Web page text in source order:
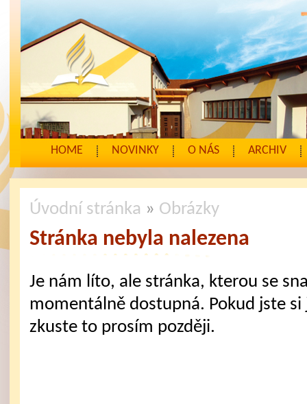
HOME NOVINKY O NÁS ARCHIV
Úvodní stránka » Obrázky
Stránka nebyla nalezena
Je nám líto, ale stránka, kterou se
momentálně dostupná. Pokud jste
zkuste to prosím později.